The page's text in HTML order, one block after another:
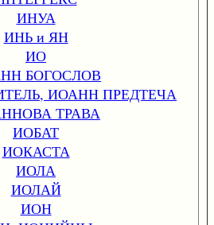
ИНУА
ИНЬ и ЯН
ИО
БОГОСЛОВ
ИОАНН ПРЕДТЕЧА
ТРАВА
ИОБАТ
ИОКАСТА
ИОЛА
ИОЛАЙ
ИОН